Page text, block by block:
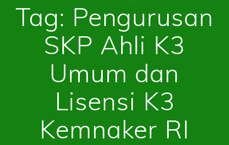
Tag: Pengurusan
SKP Ahli K3
Umum dan
Lisensi K3
Kemnaker RI